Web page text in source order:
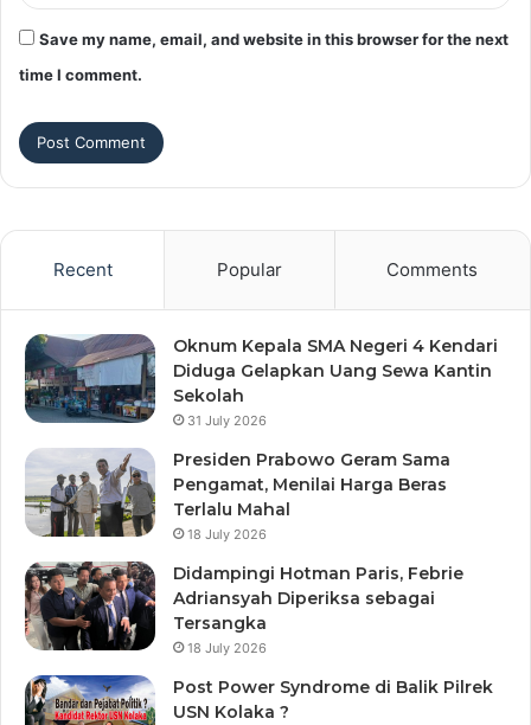
Save my name, email, and website in this browser for the next
time I comment.
Recent Popular Comments
Oknum Kepala SMA Negeri 4 Kendari
Diduga Gelapkan Uang Sewa Kantin
Sekolah
31 July 2026
Presiden Prabowo Geram Sama
Pengamat, Menilai Harga Beras
Terlalu Mahal
18 July 2026
Didampingi Hotman Paris, Febrie
Adriansyah Diperiksa sebagai
Tersangka
18 July 2026
Post Power Syndrome di Balik Pilrek
USN Kolaka ?